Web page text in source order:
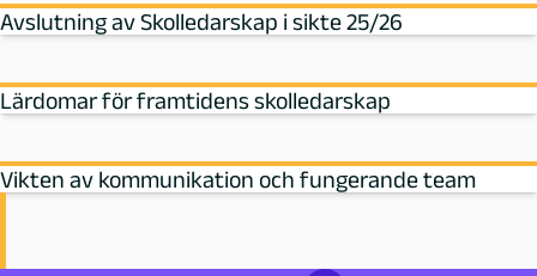
Avslutning av Skolledarskap i sikte 25/26
Lärdomar för framtidens skolledarskap
Vikten av kommunikation och fungerande team